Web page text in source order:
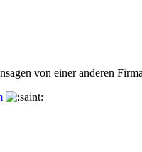
von einer anderen